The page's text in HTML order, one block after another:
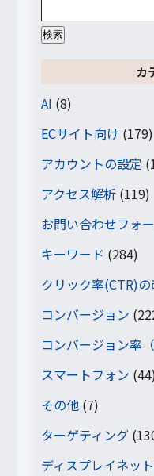
カ
AI (8)
ECサイト向け (179)
アカウントの設定
アクセス解析 (119)
お問い合わせフォ
キーワード (284)
クリック率(CTR)
コンバージョン
コンバージョン率
スマートフォン
その他 (7)
ターゲティング
ディスプレイネッ